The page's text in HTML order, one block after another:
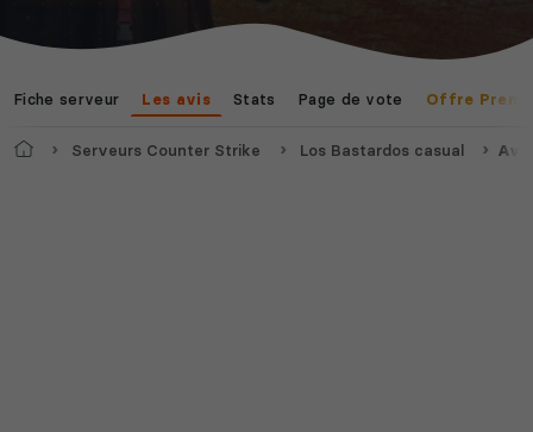
Fiche serveur Les avis Stats Page de vote Offre
AccueilServeurs Counter Strike Los Bastardos casual